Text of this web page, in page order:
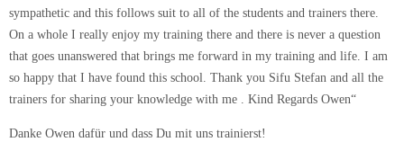
sympathetic and this follows suit to all of the students and trainers there.
On a whole I really enjoy my training there and there is never a question
that goes unanswered that brings me forward in my training and life. I am
so happy that I have found this school. Thank you Sifu Stefan and all the
trainers for sharing your knowledge with me . Kind Regards Owen“
Danke Owen dafür und dass Du mit uns trainierst!